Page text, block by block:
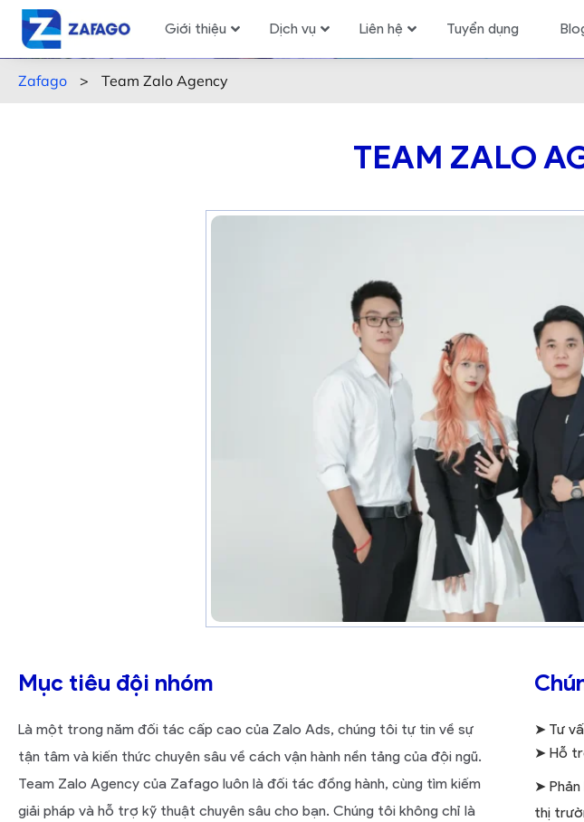
Giới thiệu Dịch vụ Liên hệ Tuyển dụng
Zafago > Team Zalo Agency
TEAM ZALO
Mục tiêu đội nhóm
Là một trong năm đối tác cấp cao của Zalo Ads, chúng tôi tự tin về sự
tận tâm và kiến thức chuyên sâu về cách vận hành nền tảng của đội ngũ.
Team Zalo Agency của Zafago luôn là đối tác đồng hành, cùng tìm kiếm
giải pháp và hỗ trợ kỹ thuật chuyên sâu cho bạn. Chúng tôi không chỉ là
➤ Tư
➤ Hỗ
➤
thị